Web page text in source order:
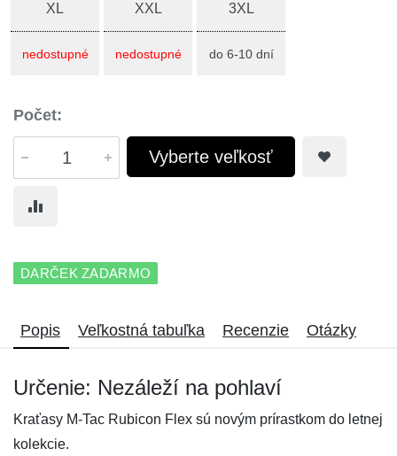
XL
nedostupné
XXL
nedostupné
3XL
do 6-10 dní
Počet:
Vyberte veľkosť
DARČEK ZADARMO
Popis Veľkostná tabuľka Recenzie Otázky
Určenie: Nezáleží na pohlaví
Kraťasy M-Tac Rubicon Flex sú novým prírastkom do letnej
kolekcie.